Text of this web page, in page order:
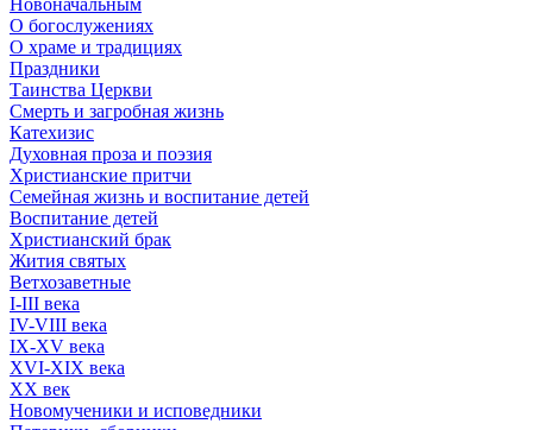
Новоначальным
О богослужениях
О храме и традициях
Праздники
Таинства Церкви
Смерть и загробная жизнь
Катехизис
Духовная проза и поэзия
Христианские притчи
Семейная жизнь и воспитание детей
Воспитание детей
Христианский брак
Жития святых
Ветхозаветные
I-III века
IV-VIII века
IX-XV века
XVI-XIX века
XX век
Новомученики и исповедники